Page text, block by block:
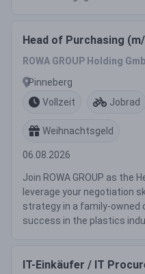
Head of Purchasing
ROWA GROUP Holding
Pinneberg
Vollzeit
Jobrad
Weihnachtsgeld
06.08.2026
Join ROWA GROUP as the
leverage your negotiation
strategy in a family-owned
success in the plastics
IT-Einkäufer / IT